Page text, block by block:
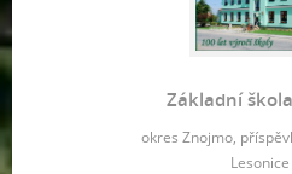
Základní
okres Znojmo,